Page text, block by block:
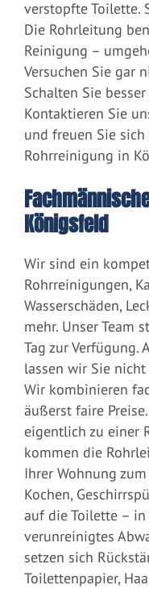
verstopfte Toilette.
Die Rohrleitung
Reinigung –
Versuchen Sie gar
Schalten Sie
Kontaktieren Sie
und freuen Sie
Rohrreinigung in
Königsfeld
Wir sind ein
Rohrreinigungen,
Wasserschäden,
mehr. Unser Team
Tag zur Verfügung.
lassen wir Sie
Wir kombinieren
äußerst faire
eigentlich zu einer
kommen die
Ihrer Wohnung
Kochen,
auf die Toilette –
verunreinigtes
setzen sich
Toilettenpapier,